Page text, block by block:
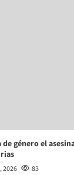
género el
2026 83